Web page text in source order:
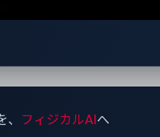
フィジカルAIへ
ムーズかつ精密な性能
在では仮想マシンやコ
ペレーションセンター）
ウドへは重要なセキュ